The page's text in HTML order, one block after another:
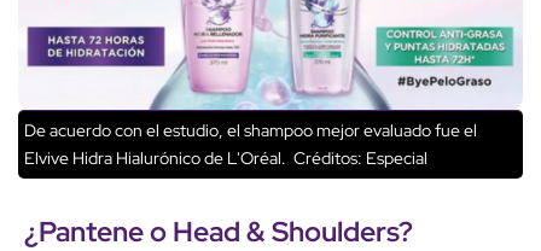
De acuerdo con el estudio, el shampoo mejor evaluado fue el
Elvive Hidra Hialurónico de L'Oréal. Créditos: Especial
¿PanteneoHead & Shoulders?